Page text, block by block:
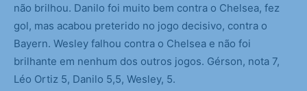
não brilhou. Danilo foi muito bem contra o Chelsea, fez
gol, mas acabou preterido no jogo decisivo, contra o
Bayern. Wesley falhou contra o Chelsea e não foi
brilhante em nenhum dos outros jogos. Gérson, nota 7,
Léo Ortiz 5, Danilo 5,5, Wesley, 5.